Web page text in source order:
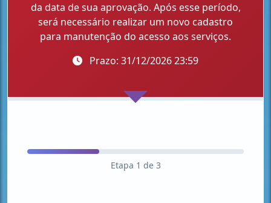
da data de sua aprovação. Após esse período,
será necessário realizar um novo cadastro
para manutenção do acesso aos serviços.
Prazo: 31/12/2026 23:59
Etapa 1 de 3